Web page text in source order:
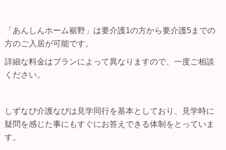
「あんしんホーム裾野」は要介護1の方から要介護5までの
方のご入居が可能です。
詳細な料金はプランによって異なりますので、一度ご相談
ください。
しずなび介護なびは見学同行を基本としており、見学時に
疑問を感じた事にもすぐにお答えできる体制をとっていま
す。